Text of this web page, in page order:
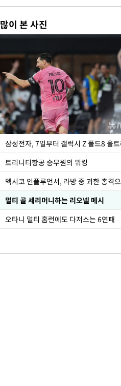
많이 본 사진
트리니티항공 승무원의 워킹
멀티 골 세리머니하는 리오넬 메시
오타니 멀티 홈런에도 다저스는 6연패